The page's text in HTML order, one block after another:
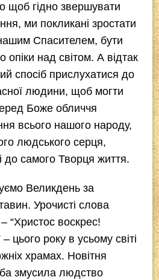
щоб гідно звершувати
ми покликані зростати
Спасителем, бути
опіки над світом. А відтак
спосіб прислухатися до
людини, щоб могти
Боже обличчя
всього нашого народу,
людського серця,
до самого Творця життя.
Великдень за
Урочисті слова
“Христос воскрес!
цього року в усьому світі
храмах. Новітня
змусила людство